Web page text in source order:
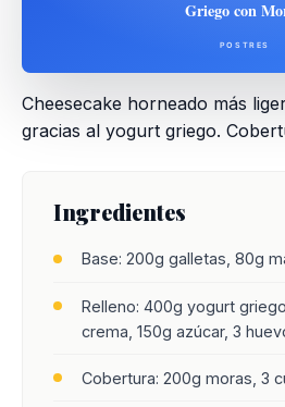
Cheesecake horneado más
gracias al yogurt griego.
Ingredientes
Base: 200g galletas, 80g
Relleno: 400g yogurt
crema, 150g azúcar, 3
Cobertura: 200g moras, 3